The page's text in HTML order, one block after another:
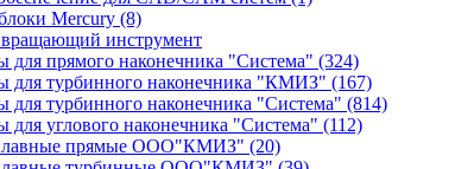
Mercury (8)
вращающий инструмент
для прямого наконечника "Система" (324)
для турбинного наконечника "КМИЗ" (167)
для турбинного наконечника "Система" (814)
для углового наконечника "Система" (112)
прямые ООО"КМИЗ" (20)